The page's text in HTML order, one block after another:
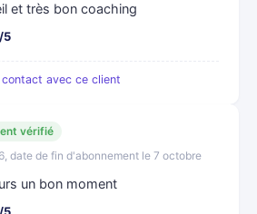
et très bon coaching
5
contact avec ce client
vérifié
date de fin d'abonnement le 7 octobre
un bon moment